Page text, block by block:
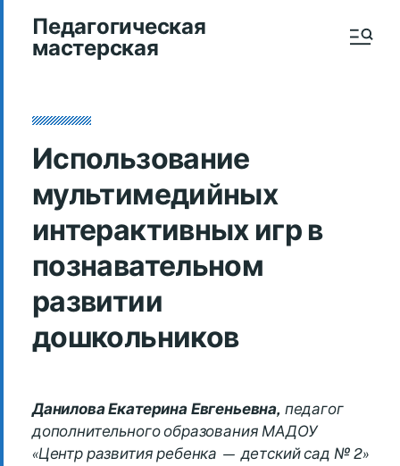
Педагогическая
мастерская
Использование
мультимедийных
интерактивных игр в
познавательном
развитии
дошкольников
Данилова Екатерина Евгеньевна, педагог
дополнительного образования МАДОУ
«Центр развития ребенка — детский сад № 2»